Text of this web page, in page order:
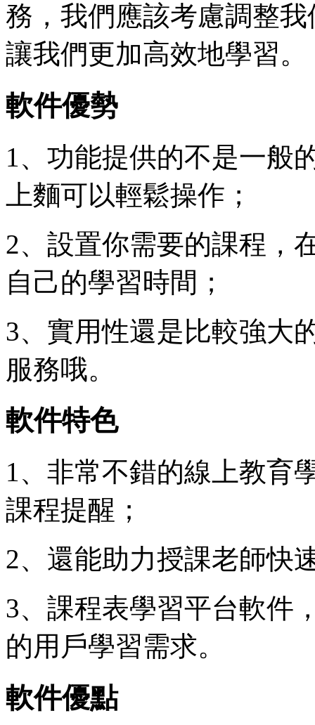
務，我們應該考慮調整
讓我們更加高效地學習。
軟件優勢
1、功能提供的不是一般
上麵可以輕鬆操作；
2、設置你需要的課程，
自己的學習時間；
3、實用性還是比較強大
服務哦。
軟件特色
1、非常不錯的線上教育
課程提醒；
2、還能助力授課老師快
3、課程表學習平台軟件
的用戶學習需求。
軟件優點